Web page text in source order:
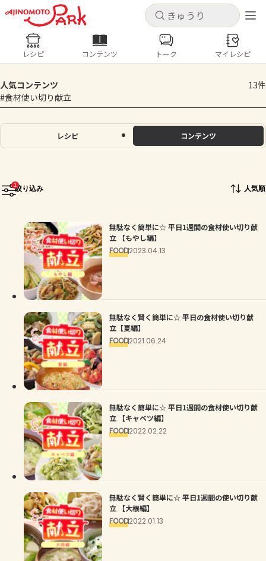
キャンセル
ログインするとレシピを保存できます
ホーム
トーク
よくあるお問い合わせ
お買い物
AJINOMOTO PARK とは
キャンセル
レシピ コンテンツ
人気の食材・レシピ
きゅうり
とうもろこし
レシピ コンテンツ トーク マイレシピ
人気コンテンツ
13件
#食材使い切り献立
レシピ コンテンツ
1絞り込み 人気順
無駄なく簡単に☆ 平日1週間の食材使い切り献
立 【もやし編】
FOOD2023.04.13
無駄なく賢く簡単に☆ 平日の食材使い切り献
立【夏編】
FOOD2021.06.24
無駄なく簡単に☆ 平日1週間の食材使い切り献
立 【キャベツ編】
FOOD2022.02.22
無駄なく賢く簡単に☆ 平日1週間の使い切り献
立 【大根編】
FOOD2022.01.13